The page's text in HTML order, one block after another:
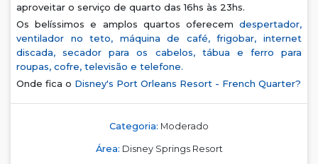
aproveitar o serviço de quarto das 16hs às 23hs.
Os belíssimos e amplos quartos oferecem despertador,
ventilador no teto, máquina de café, frigobar, internet
discada, secador para os cabelos, tábua e ferro para
roupas, cofre, televisão e telefone.
Onde fica o Disney's Port Orleans Resort - French Quarter?
Categoria: Moderado
Área: Disney Springs Resort